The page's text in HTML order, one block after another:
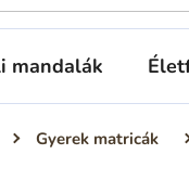
mandalák
Gyerek matricák